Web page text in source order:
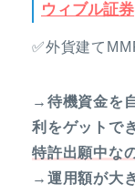
ウィブル証券
✅外貨建て
→待機資金を
利をゲットで
特許出願中な
→運用額が大